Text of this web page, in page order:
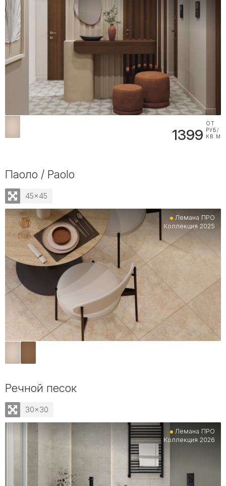
1399
ОТ
РУБ/
КВ.М
Паоло / Paolo
45x45
Лемана ПРО
Коллекция 2025
Речной песок
30x30
Лемана ПРО
Коллекция 2026